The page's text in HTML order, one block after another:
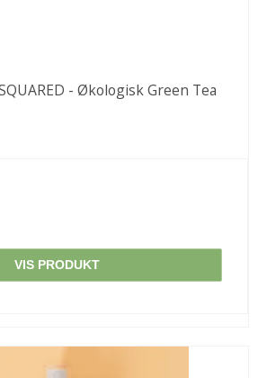
- Økologisk Green Tea
VIS PRODUKT